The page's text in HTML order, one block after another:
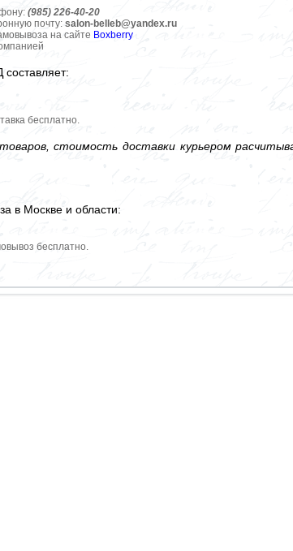
(985) 226-40-20
почту: salon-belleb@yandex.ru
на сайте Boxberry
бесплатно.
стоимость доставки курьером
в Москве и области:
бесплатно.